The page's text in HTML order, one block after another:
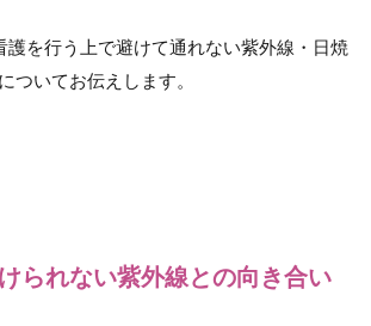
護を行う上で避けて通れない紫外線・日焼
ついてお伝えします。
られない紫外線との向き合い